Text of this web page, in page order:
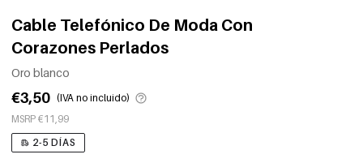
Cable Telefónico De Moda Con
Corazones Perlados
Oro blanco
€3,50 (IVA no incluido)
MSRP €11,99
2-5 DÍAS